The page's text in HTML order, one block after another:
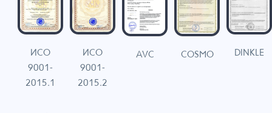
ИСО
9001-
2015.1
ИСО
9001-
2015.2
AVC COSMO DINKLE